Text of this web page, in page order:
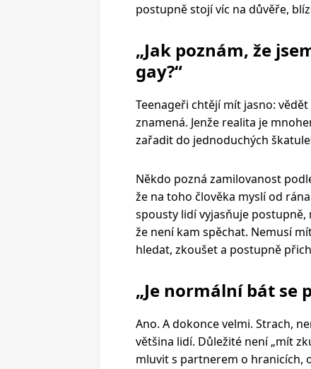
postupně stojí víc na důvěře,
„Jak poznám, že
gay?“
Teenageři chtějí mít jasno:
znamená. Jenže realita je
zařadit do jednoduchých
Někdo pozná zamilovanost
že na toho člověka myslí od
spousty lidí vyjasňuje
že není kam spěchat. Nemusí
hledat, zkoušet a postupně
„Je normální bát se
Ano. A dokonce velmi. Strach,
většina lidí. Důležité není „mít
mluvit s partnerem o hranicích,